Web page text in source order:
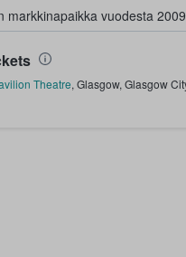
markkinapaikka vuodesta
ja myyvät lippuja
Theatre, Glasgow, Glasgow